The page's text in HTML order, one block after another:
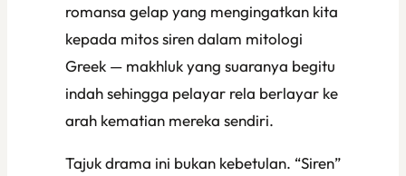
romansa gelap yang mengingatkan kita
kepada mitos siren dalam mitologi
Greek — makhluk yang suaranya begitu
indah sehingga pelayar rela berlayar ke
arah kematian mereka sendiri.
Tajuk drama ini bukan kebetulan. “Siren”